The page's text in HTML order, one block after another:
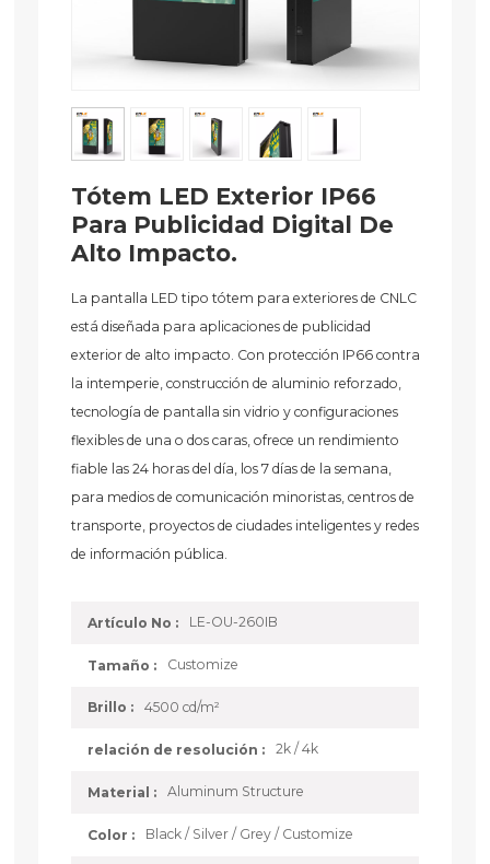
Tótem LED Exterior IP66
Para Publicidad Digital De
Alto Impacto.
La pantalla LED tipo tótem para exteriores de CNLC
está diseñada para aplicaciones de publicidad
exterior de alto impacto. Con protección IP66 contra
la intemperie, construcción de aluminio reforzado,
tecnología de pantalla sin vidrio y configuraciones
flexibles de una o dos caras, ofrece un rendimiento
fiable las 24 horas del día, los 7 días de la semana,
para medios de comunicación minoristas, centros de
transporte, proyectos de ciudades inteligentes y redes
de información pública.
Artículo No : LE-OU-260IB
Tamaño : Customize
Brillo : 4500 cd/m²
relación de resolución : 2k / 4k
Material : Aluminum Structure
Color : Black / Silver / Grey / Customize